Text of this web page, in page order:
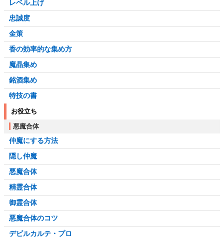
レベル上げ
忠誠度
金策
香の効率的な集め方
魔晶集め
銘酒集め
特技の書
お役立ち
悪魔合体
仲魔にする方法
隠し仲魔
悪魔合体
精霊合体
御霊合体
悪魔合体のコツ
デビルカルテ・プロ